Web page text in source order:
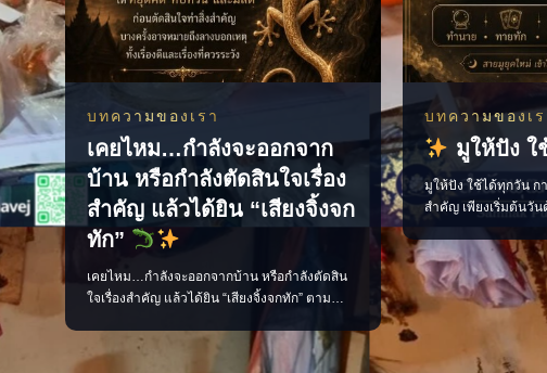
บทความของเรา
เคยไหม…กำลังจะออกจาก
บ้าน หรือกำลังตัดสินใจเรื่อง
สำคัญ แล้วได้ยิน “เสียงจิ้งจก
ทัก”
เคยไหม…กำลังจะออกจากบ้าน หรือกำลังตัดสิน
ใจเรื่องสำคัญ แล้วได้ยิน “เสียงจิ้งจกทัก” ตาม
สัญญาณเตือนให้เราหยุดคิด ทบทวน และมีสติ
ก่อนลงมือทำ บางครั้งอาจเป็นลางบอกเหตุ ทั้ง
บทความของเร
มูให้ปัง ใ
มูให้ปัง ใช้ได้ทุกวัน ก
สำคัญ เพียงเริ่มต้นวั
มั่นใจ และเลือกใช้พลั
ชีวิตประจำวันไหลลื่น
การเงิน ความรัก หรือ
ต้นได้จาก “พลังใจ” ขอ
สายมูแบบเข้าใจง่าย